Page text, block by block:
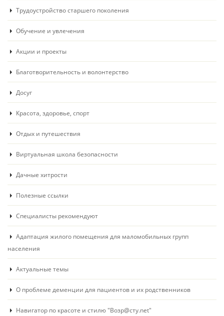
Трудоустройство старшего поколения
Обучение и увлечения
Акции и проекты
Благотворительность и волонтерство
Досуг
Красота, здоровье, спорт
Отдых и путешествия
Виртуальная школа безопасности
Дачные хитрости
Полезные ссылки
Специалисты рекомендуют
Адаптация жилого помещения для маломобильных групп
населения
Актуальные темы
О проблеме деменции для пациентов и их родственников
Навигатор по красоте и стилю "Возр@сту.net"